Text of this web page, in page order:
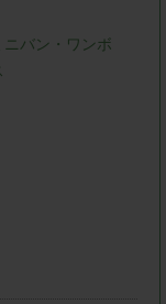
ニバン・ワンボ